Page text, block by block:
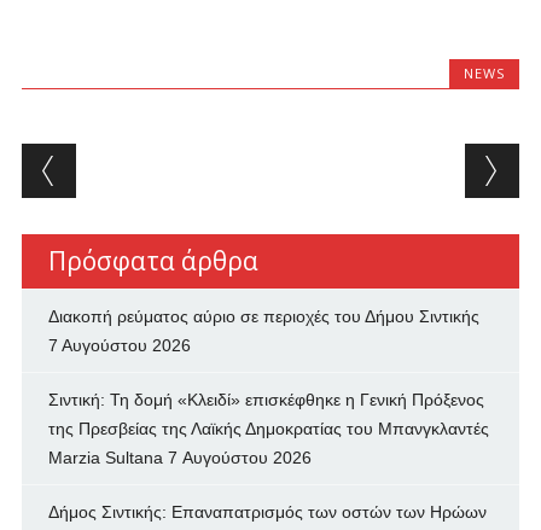
NEWS
Post navigation
Πρόσφατα άρθρα
Διακοπή ρεύματος αύριο σε περιοχές του Δήμου Σιντικής
7 Αυγούστου 2026
Σιντική: Τη δομή «Κλειδί» επισκέφθηκε η Γενική Πρόξενος
της Πρεσβείας της Λαϊκής Δημοκρατίας του Μπανγκλαντές
Marzia Sultana 7 Αυγούστου 2026
Δήμος Σιντικής: Επαναπατρισμός των oστών των Ηρώων